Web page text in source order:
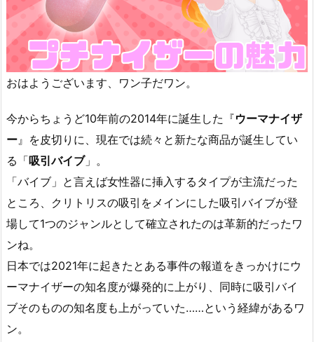
おはようございます、ワン子だワン。
今からちょうど10年前の2014年に誕生した『ウーマナイザ
ー』を皮切りに、現在では続々と新たな商品が誕生してい
る「吸引バイブ」。
「バイブ」と言えば女性器に挿入するタイプが主流だった
ところ、クリトリスの吸引をメインにした吸引バイブが登
場して1つのジャンルとして確立されたのは革新的だったワ
ンね。
日本では2021年に起きたとある事件の報道をきっかけにウ
ーマナイザーの知名度が爆発的に上がり、同時に吸引バイ
ブそのものの知名度も上がっていた……という経緯があるワ
ン。